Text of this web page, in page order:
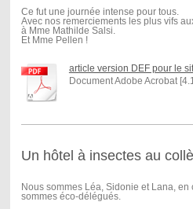
Ce fut une journée intense pour tous.
Avec nos remerciements les plus vifs
à Mme Mathilde Salsi.
Et Mme Pellen !
article version DEF pour le
Document Adobe Acrobat
Un hôtel à insectes au
Nous sommes Léa, Sidonie et Lana,
sommes éco-délégués.